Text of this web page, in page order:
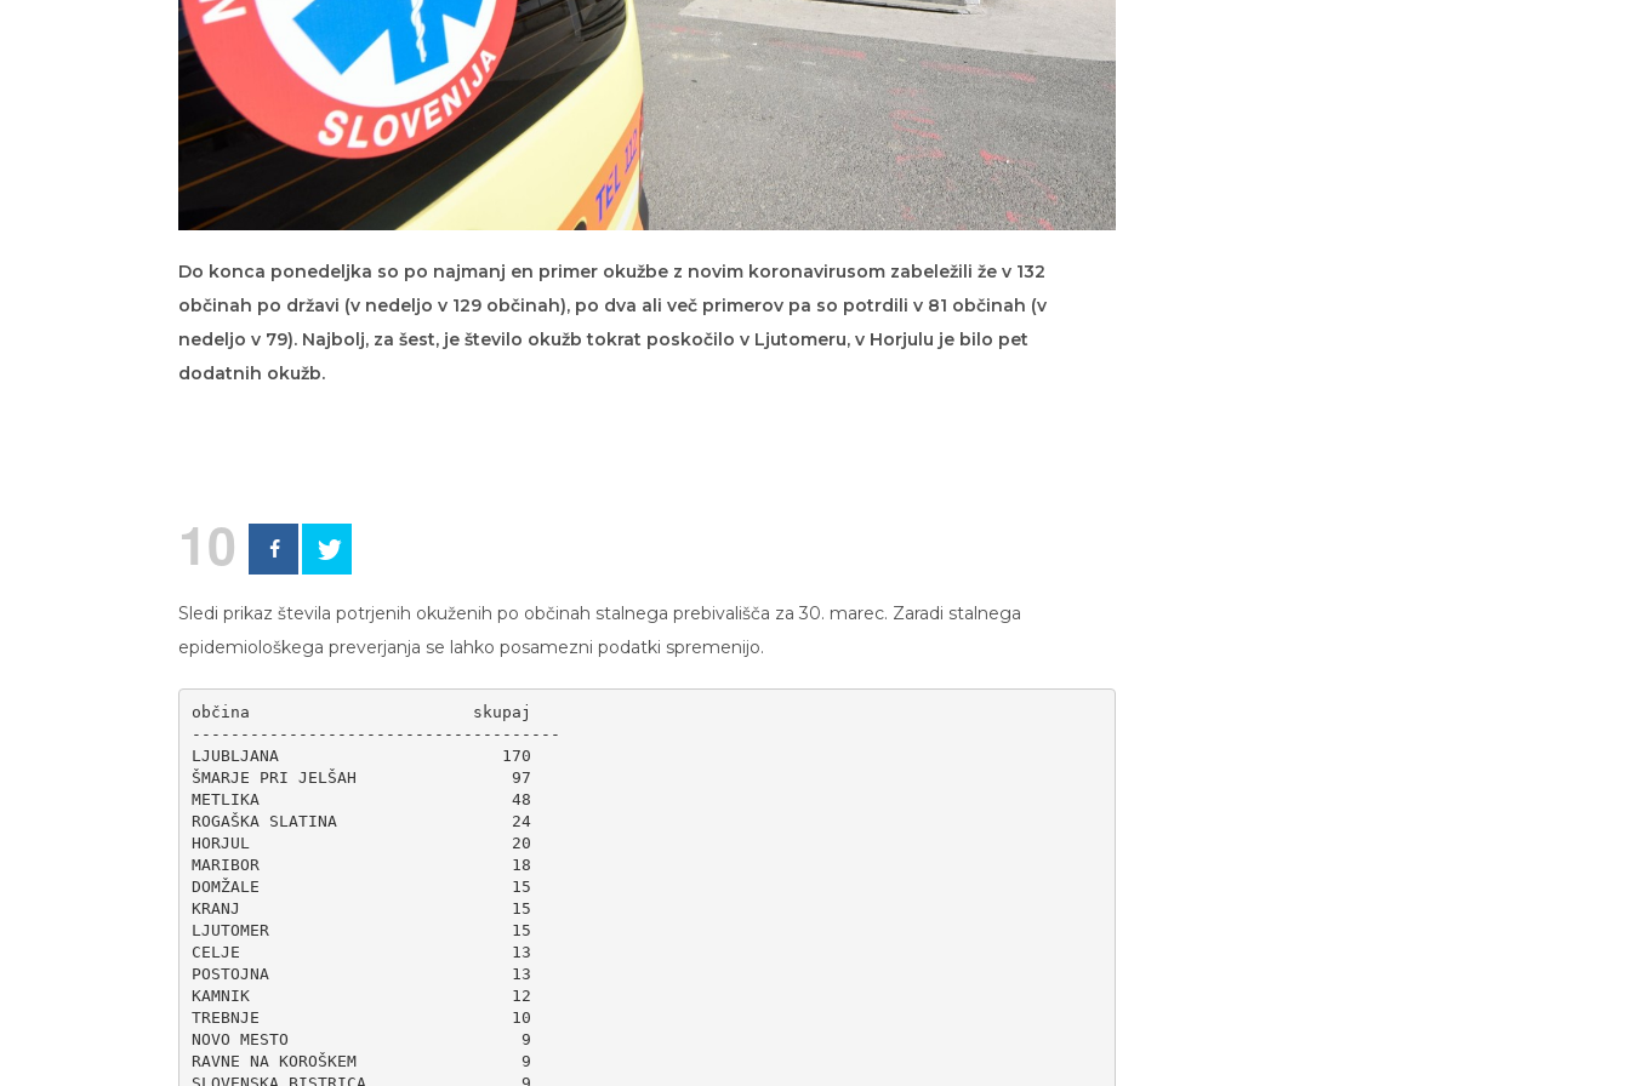
Do konca ponedeljka so po najmanj en primer okužbe z novim koronavirusom zabeležili že v 132
občinah po državi (v nedeljo v 129 občinah), po dva ali več primerov pa so potrdili v 81 občinah (v
nedeljo v 79). Najbolj, za šest, je število okužb tokrat poskočilo v Ljutomeru, v Horjulu je bilo pet
dodatnih okužb.
10
Sledi prikaz števila potrjenih okuženih po občinah stalnega prebivališča za 30. marec. Zaradi stalnega
epidemiološkega preverjanja se lahko posamezni podatki spremenijo.
občina                       skupaj
--------------------------------------
LJUBLJANA                       170
ŠMARJE PRI JELŠAH                97
METLIKA                          48
ROGAŠKA SLATINA                  24
HORJUL                           20
MARIBOR                          18
DOMŽALE                          15
KRANJ                            15
LJUTOMER                         15
CELJE                            13
POSTOJNA                         13
KAMNIK                           12
TREBNJE                          10
NOVO MESTO                        9
RAVNE NA KOROŠKEM                 9